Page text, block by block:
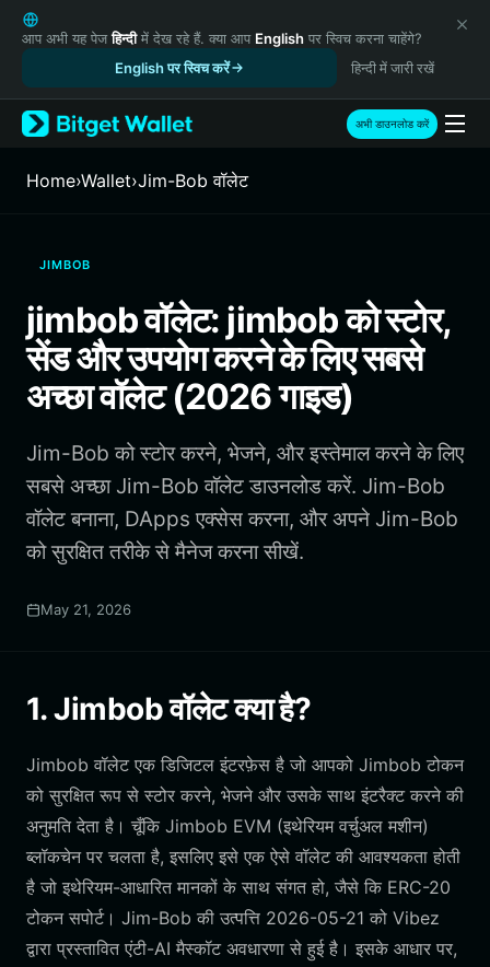
English
日本語
Русский
Español (Latinoamérica)
Türkçe
Italiano
繁體中文
Português (Portugal)
Bahasa Indonesia
ภาษาไทย
Português (Brasil)
Español (Argentina)
आप अभी यह पेजहिन्दीमें देख रहे हैं. क्या आप English पर स्विच करना चाहेंगे?
English पर स्विच करें
हिन्दी में जारी रखें
अभी डाउनलोड करें
Home›Wallet›Jim-Bob वॉलेट
JIMBOB
jimbob वॉलेट: jimbob को स्टोर,
सेंड और उपयोग करने के लिए सबसे
अच्छा वॉलेट (2026 गाइड)
Jim-Bob को स्टोर करने, भेजने, और इस्तेमाल करने के लिए
सबसे अच्छा Jim-Bob वॉलेट डाउनलोड करें. Jim-Bob
वॉलेट बनाना, DApps एक्सेस करना, और अपने Jim-Bob
को सुरक्षित तरीके से मैनेज करना सीखें.
May 21, 2026
1. Jimbob वॉलेट क्या है?
Jimbob वॉलेट एक डिजिटल इंटरफ़ेस है जो आपको Jimbob टोकन
को सुरक्षित रूप से स्टोर करने, भेजने और उसके साथ इंटरैक्ट करने की
अनुमति देता है। चूँकि Jimbob EVM (इथेरियम वर्चुअल मशीन)
ब्लॉकचेन पर चलता है, इसलिए इसे एक ऐसे वॉलेट की आवश्यकता होती
है जो इथेरियम-आधारित मानकों के साथ संगत हो, जैसे कि ERC-20
टोकन सपोर्ट। Jim-Bob की उत्पत्ति 2026-05-21 को Vibez
द्वारा प्रस्तावित एंटी-AI मैस्कॉट अवधारणा से हुई है। इसके आधार पर,